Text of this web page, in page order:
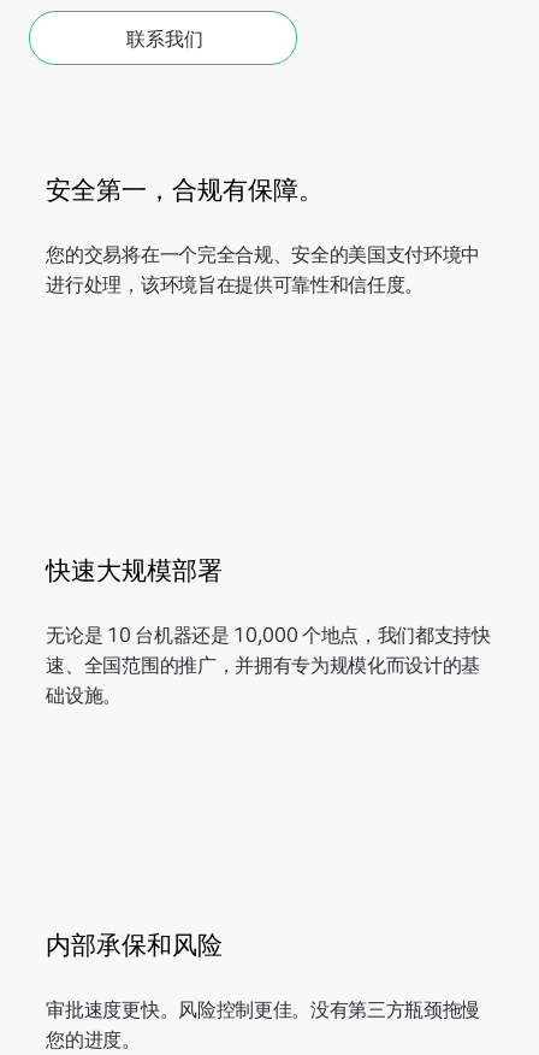
联系我们
安全第一，合规有保障。
您的交易将在一个完全合规、安全的美国支付环境中
进行处理，该环境旨在提供可靠性和信任度。
快速大规模部署
无论是 10 台机器还是 10,000 个地点，我们都支持快
速、全国范围的推广，并拥有专为规模化而设计的基
础设施。
内部承保和风险
审批速度更快。风险控制更佳。没有第三方瓶颈拖慢
您的进度。